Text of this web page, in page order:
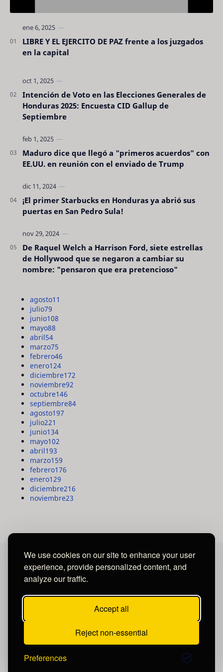
We use cookies on our site to enhance your user
experience, provide personalized content, and
analyze our traffic.
Accept all
Reject non-essential
Preferences
LIBRE Y EL EJERCITO DE PAZ frente a los juzgados
en la capital
Intención de Voto en las Elecciones Generales de
Honduras 2025: Encuesta CID Gallup de
Septiembre
Maduro dice que llegó a "primeros acuerdos" con
EE.UU. en reunión con el enviado de Trump
¡El primer Starbucks en Honduras ya abrió sus
puertas en San Pedro Sula!
De Raquel Welch a Harrison Ford, siete estrellas
de Hollywood que se negaron a cambiar su
nombre: "pensaron que era pretencioso"
agosto11
julio79
junio108
mayo88
abril54
marzo75
febrero46
enero124
diciembre172
noviembre92
octubre146
septiembre84
agosto197
julio221
junio134
mayo102
abril193
marzo159
febrero176
enero129
diciembre216
noviembre23
MAYA MEDIA GROUP
Ubicados en Tegucigalpa - Honduras.